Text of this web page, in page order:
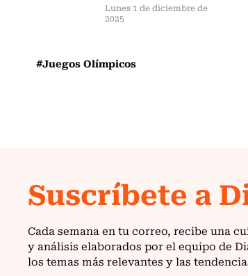
Lunes 1 de diciembre de
2025
#Juegos Olímpicos